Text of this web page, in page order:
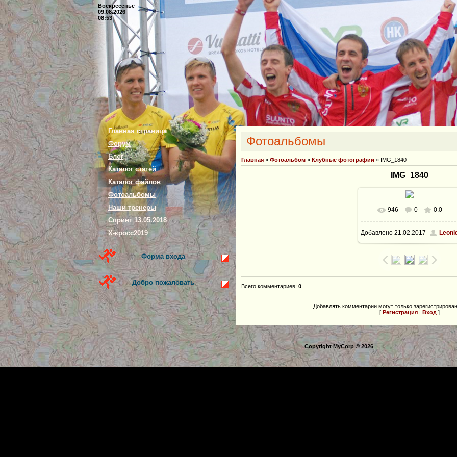
Воскресенье
09.08.2026
08:53
Главная страница
Форум
Блог
Каталог статей
Каталог файлов
Фотоальбомы
Наши тренеры
Спринт 13.05.2018
Х-кросс2019
Форма входа
Добро пожаловать
Фотоальбомы
Главная » Фотоальбом » Клубные фотографии » IMG_1840
IMG_1840
В реальном размере
800x600/ 178.7Kb
946 0 0.0
Добавлено 21.02.2017
Всего комментариев: 0
Добавлять комментарии могут только
[ Регистрация | Вход ]
Copyright MyCorp © 2026